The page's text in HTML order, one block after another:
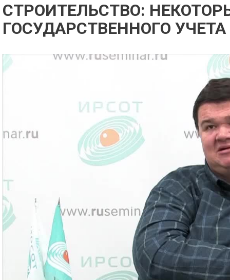
СТРОИТЕЛЬСТВО:
ГОСУДАРСТВЕННОГО
Предварительный просмотр.